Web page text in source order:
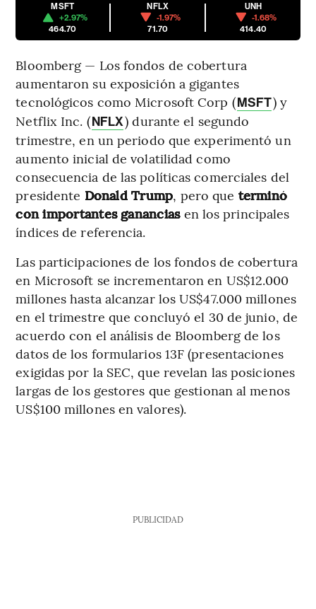
MSFT
+2.97%
464.70
NFLX
-1.97%
71.70
UNH
-1.68%
414.40
Bloomberg — Los fondos de cobertura
aumentaron su exposición a gigantes
tecnológicos como Microsoft Corp (MSFT) y
Netflix Inc. (NFLX) durante el segundo
trimestre, en un periodo que experimentó un
aumento inicial de volatilidad como
consecuencia de las políticas comerciales del
presidente Donald Trump, pero que terminó
con importantes gananciasen los principales
índices de referencia.
Las participaciones de los fondos de cobertura
en Microsoft se incrementaron en US$12.000
millones hasta alcanzar los US$47.000 millones
en el trimestre que concluyó el 30 de junio, de
acuerdo con el análisis de Bloomberg de los
datos de los formularios 13F (presentaciones
exigidas por la SEC, que revelan las posiciones
largas de los gestores que gestionan al menos
US$100 millones en valores).
PUBLICIDAD